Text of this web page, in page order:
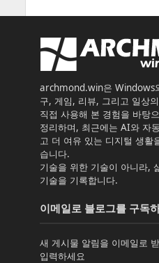
archmond.win은 Windows
구, 게임, 리뷰, 그리고 일상
직접 사용해 본 경험을 바탕
정리하며, 최근에는 AI와 자
고 더 여유 있는 디지털 생활
습니다.
기술을 위한 기술이 아니라,
기술을 기록합니다.
이메일로 블로그를 구독
새 게시물 알림을 이메일로
입력하세요